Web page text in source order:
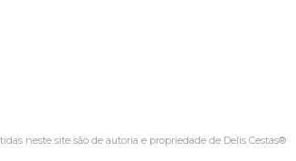
neste site são de autoria e propriedade de Delis Cestas®